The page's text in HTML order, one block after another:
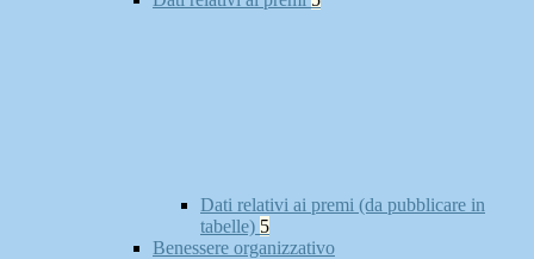
Dati relativi ai premi (da pubblicare in
tabelle) 5
Benessere organizzativo